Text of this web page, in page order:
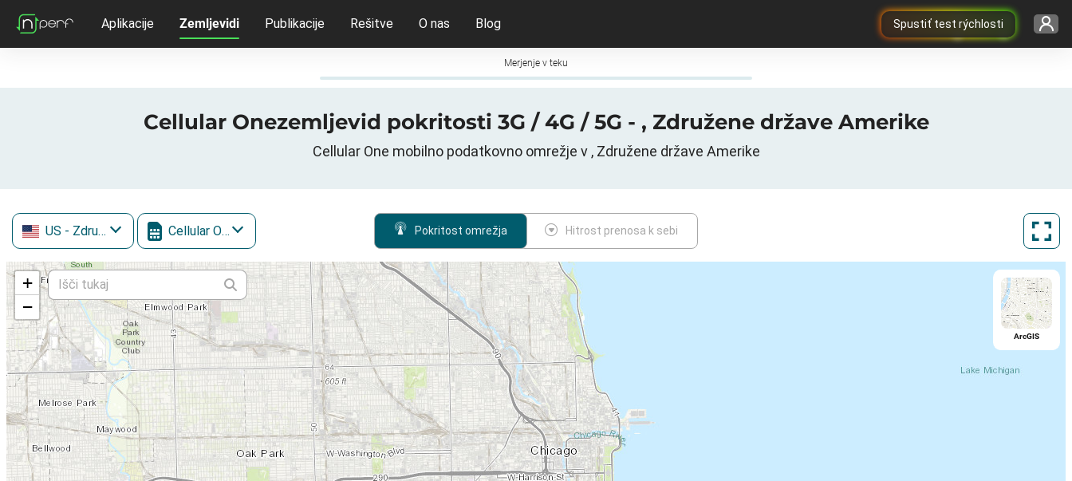
Spustiť test rýchlosti
Aplikacije Zemljevidi Publikacije Rešitve O nas Blog
Merjenje v teku
Cellular Onezemljevid pokritosti 3G / 4G / 5G - , Združene države Amerike
Cellular One mobilno podatkovno omrežje v , Združene države Amerike
US - Združene države Amerike Cellular One Pokritost omrežja Hitrost prenosa k sebi
+
−
ArcGIS